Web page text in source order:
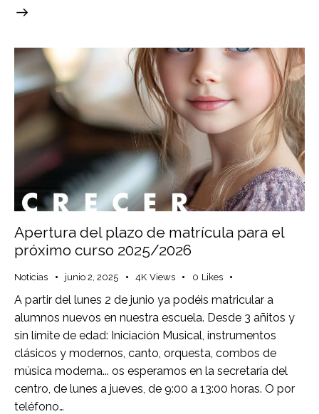
Apertura del plazo de matrícula para el
próximo curso 2025/2026
Noticias junio 2, 2025 4K Views 0 Likes
A partir del lunes 2 de junio ya podéis matricular a
alumnos nuevos en nuestra escuela. Desde 3 añitos y
sin límite de edad: Iniciación Musical, instrumentos
clásicos y modernos, canto, orquesta, combos de
música moderna... os esperamos en la secretaría del
centro, de lunes a jueves, de 9:00 a 13:00 horas. O por
teléfono…